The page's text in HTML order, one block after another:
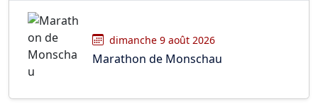
dimanche 9 août 2026
Marathon de Monschau